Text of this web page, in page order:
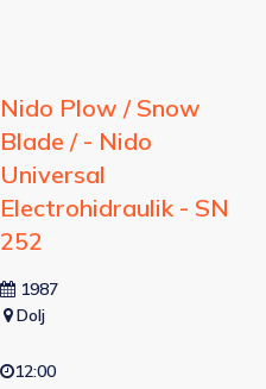
Nido Plow / Snow
Blade / - Nido
Universal
Electrohidraulik - SN
252
1987
Dolj
12:00